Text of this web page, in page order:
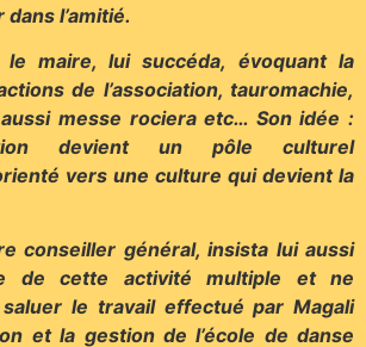
l’amitié.
le maire, lui succéda, évoquant la
de l’association, tauromachie,
messe rociera etc… Son idée :
devient un pôle culturel
vers une culture qui devient la
conseiller général, insista lui aussi
de cette activité multiple et ne
le travail effectué par Magali
et la gestion de l’école de danse